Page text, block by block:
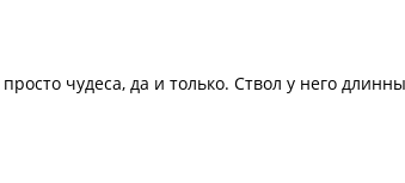
чудеса, да и только. Ствол у него